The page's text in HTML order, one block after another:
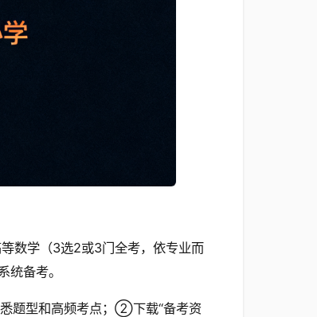
数学（3选2或3门全考，依专业而
备考。
悉题型和高频考点；②下载“备考资